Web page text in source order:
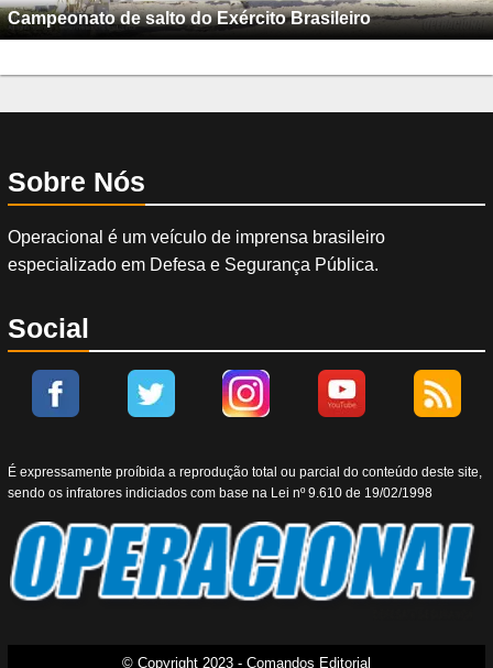
Campeonato de salto do Exército Brasileiro
Sobre Nós
Operacional é um veículo de imprensa brasileiro
especializado em Defesa e Segurança Pública.
Social
É expressamente proíbida a reprodução total ou parcial do conteúdo deste site,
sendo os infratores indiciados com base na Lei nº 9.610 de 19/02/1998
© Copyright 2023 - Comandos Editorial